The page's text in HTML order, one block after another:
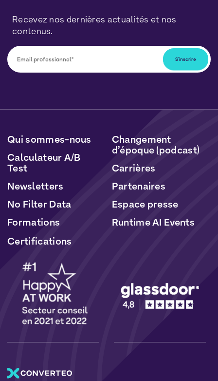
Recevez nos dernières actualités et nos
contenus.
données seront traitées conformément à notre
et deCookies
Qui sommes-nous
Calculateur A/B
Test
Newsletters
No Filter Data
Formations
Changement
d’époque (podcast)
Carrières
Partenaires
Espace presse
Runtime AI Events
Certifications